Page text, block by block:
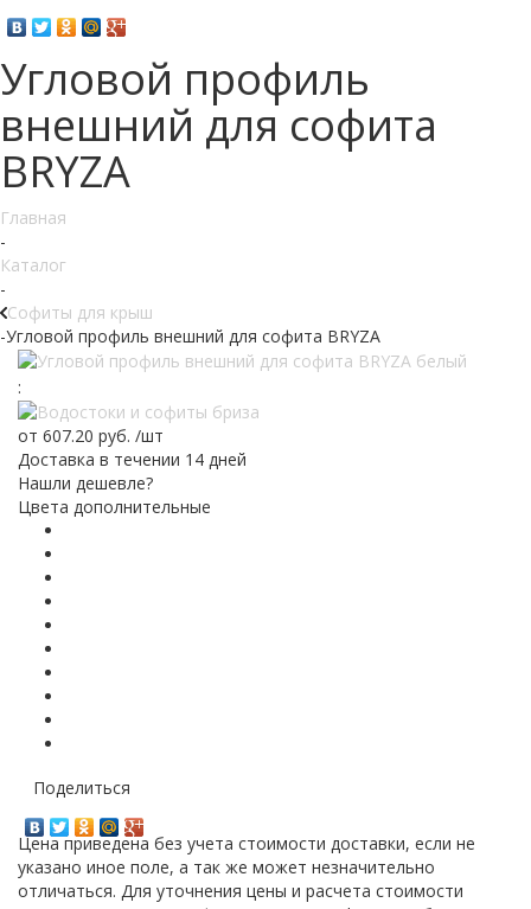
Угловой профиль
внешний для софита
BRYZA
Главная
-
Каталог
-
Софиты для крыш
-Угловой профиль внешний для софита BRYZA
:
от 607.20 руб. /шт
Доставка в течении 14 дней
Нашли дешевле?
Цвета дополнительные
Поделиться
Цена приведена без учета стоимости доставки, если не
указано иное поле, а так же может незначительно
отличаться. Для уточнения цены и расчета стоимости